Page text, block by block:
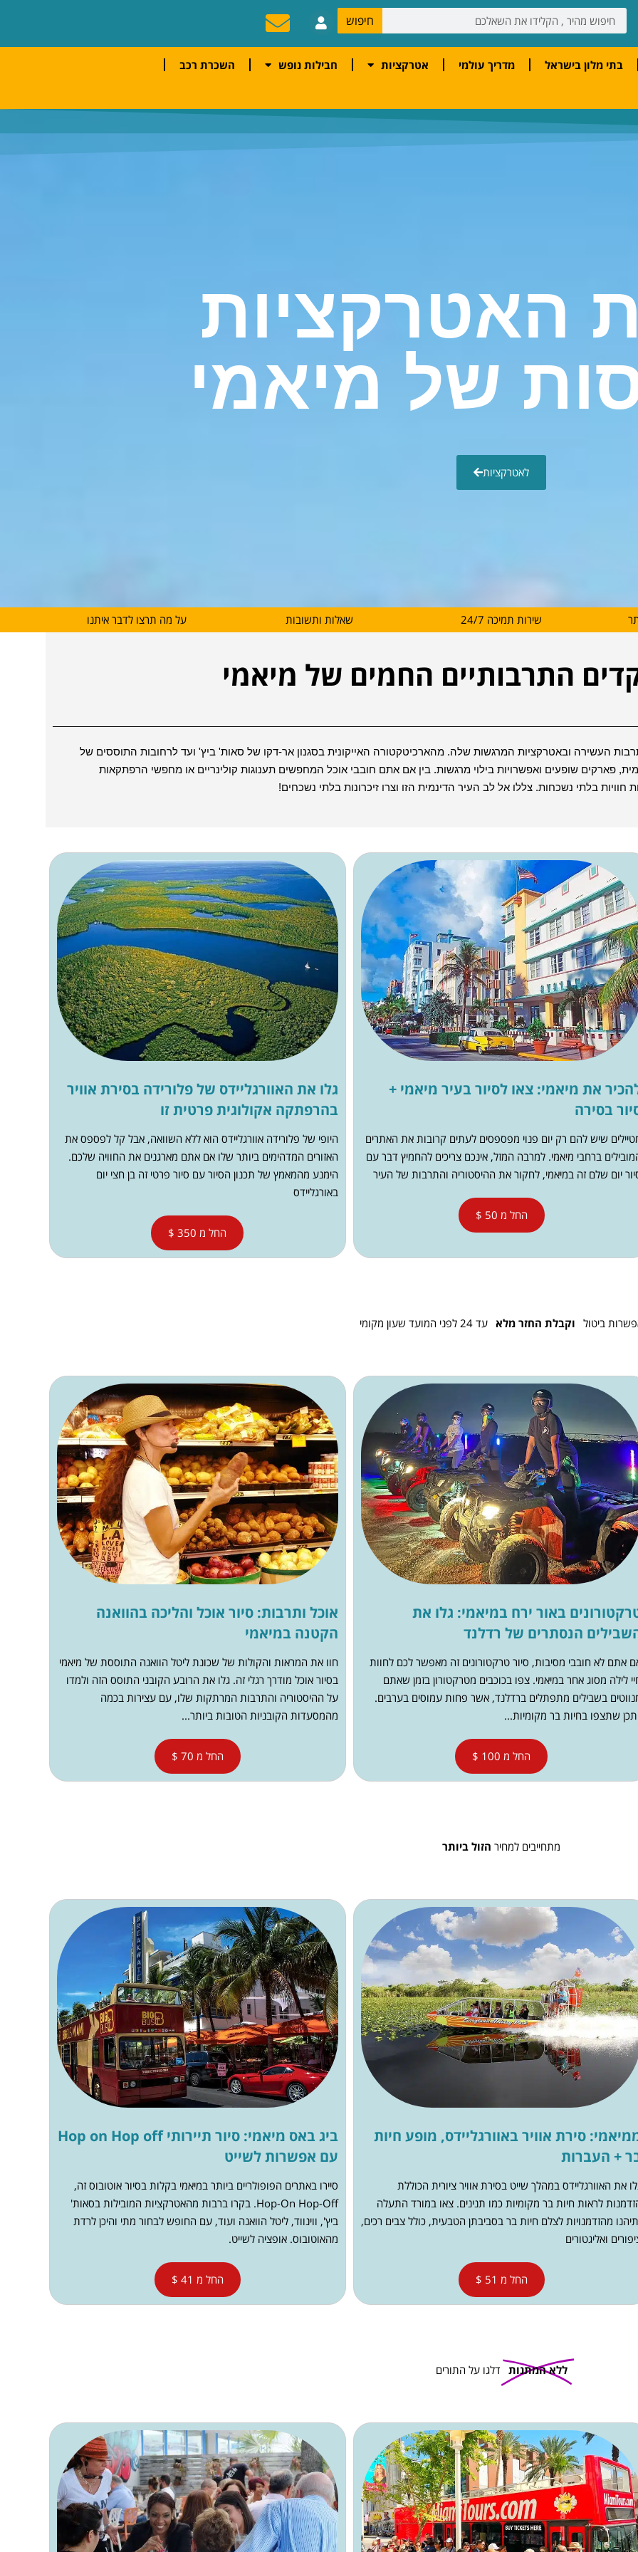
חיפוש
בתי מלון בישראל מדריך עולמי אטרקציות חבילות נופש השכרת רכב
האטרקציות
של מיאמי
לאטרקציות
שירות תמיכה 24/7 שאלות ותשובות על מה תרצו לדבר איתנו
התרבותיים החמים של מיאמי
העשירה ובאטרקציות המרגשות שלה. מהארכיטקטורה האייקונית בסגנון אר-דקו של סאות' ביץ' ועד לרחובות התוססים של
פארקים שופעים ואפשרויות בילוי מרגשות. בין אם אתם חובבי אוכל המחפשים תענוגות קולינריים או מחפשי הרפתקאות
בלתי נשכחות. צללו אל לב העיר הדינמית הזו וצרו זיכרונות בלתי נשכחים!
את מיאמי: צאו לסיור בעיר מיאמי +
בסירה
שיש להם רק יום פנוי מפספסים לעתים קרובות את האתרים
ברחבי מיאמי. למרבה המזל, אינכם צריכים להחמיץ דבר עם
יום שלם זה במיאמי, לחקור את ההיסטוריה והתרבות של העיר
החל מ 50 $
גלו את האוורגליידס של פלורידה בסירת אוויר
בהרפתקה אקולוגית פרטית זו
היופי של פלורידה אוורגליידס הוא ללא השוואה, אבל קל לפספס את
האזורים המדהימים ביותר שלו אם אתם מארגנים את החוויה שלכם.
הימנע מהמאמץ של תכנון הסיור עם סיור פרטי זה בן חצי יום
באורגליידס
החל מ 350 $
ביטול וקבלת החזר מלא עד 24 לפני המועד שעון מקומי
באור ירח במיאמי: גלו את
הנסתרים של רדלנד
אתם לא חובבי מסיבות, סיור טרקטורונים זה מאפשר לכם לחוות
לילה מסוג אחר במיאמי. צפו בכוכבים מטרקטורון בזמן שאתם
בשבילים מתפתלים ברדלנד, אשר פחות עמוסים בערבים.
שתצפו בחיות בר מקומיות...
החל מ 100 $
אוכל ותרבות: סיור אוכל והליכה בהוואנה
הקטנה במיאמי
חוו את המראות והקולות של שכונת ליטל הוואנה התוססת של מיאמי
בסיור אוכל מודרך רגלי זה. גלו את הרובע הקובני התוסס הזה ולמדו
על ההיסטוריה והתרבות המרתקות שלו, עם עצירות בכמה
מהמסעדות הקובניות הטובות ביותר...
החל מ 70 $
מתחייבים למחיר הזול ביותר
סירת אוויר באוורגליידס, מופע חיות
+ העברות
את האוורגליידס במהלך שייט בסירת אוויר ציורית הכוללת
לראות חיות בר מקומיות כמו תנינים. צאו במורד התעלה
מהזדמנויות לצלם חיות בר בסביבתן הטבעית, כולל צבים רכים,
ואליגטורים
החל מ 51 $
ביג באס מיאמי: סיור תיירותי Hop on Hop off
עם אפשרות לשייט
סיירו באתרים הפופולריים ביותר במיאמי בקלות בסיור אוטובוס זה,
Hop-On Hop-Off. בקרו ברבות מהאטרקציות המובילות בסאות'
ביץ', ווינווד, ליטל הוואנה ועוד, עם החופש לבחור מתי והיכן לרדת
מהאוטובוס. אופציה לשייט.
החל מ 41 $
ללא המתנות דלגו על התורים